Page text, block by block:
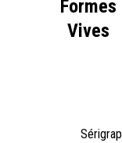
Formes
Vives